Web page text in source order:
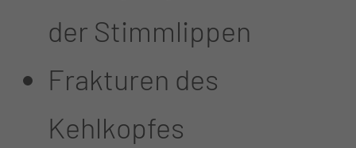
der Stimmlippen
Frakturen des
Kehlkopfes